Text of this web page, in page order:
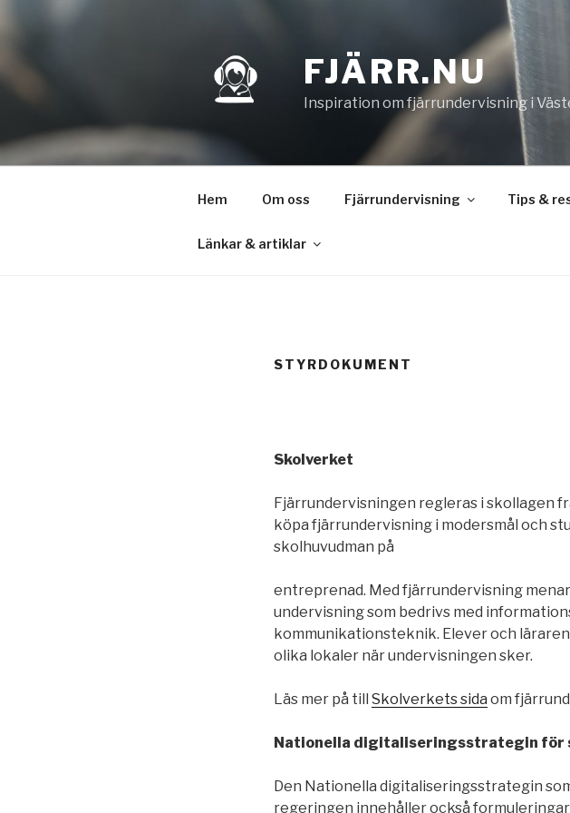
FJÄRR.NU
Inspiration om fjärrundervisning i
Hem Om oss Fjärrundervisning Tips &
Länkar & artiklar
STYRDOKUMENT
Skolverket
Fjärrundervisningen regleras i skollagen
köpa fjärrundervisning i modersmål och
skolhuvudman på
entreprenad. Med fjärrundervisning
undervisning som bedrivs med
kommunikationsteknik. Elever och
olika lokaler när undervisningen sker.
Läs mer på till Skolverkets sida om
Nationella digitaliseringsstrategin för
Den Nationella digitaliseringsstrategin
regeringen innehåller också